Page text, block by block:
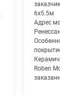
6х5.5м
Адрес
Roben